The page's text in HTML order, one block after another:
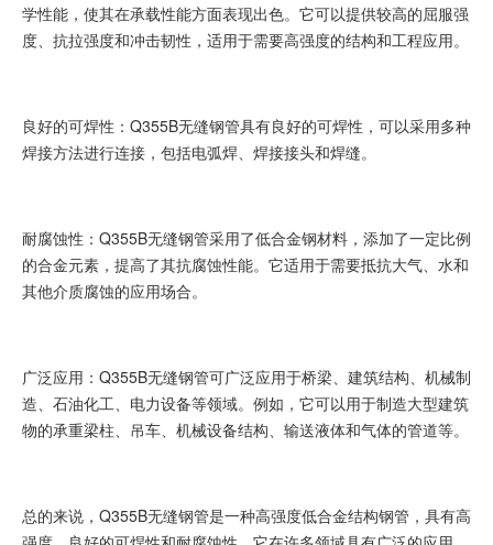
学性能，使其在承载性能方面表现出色。它可以提供较高的屈服强
度、抗拉强度和冲击韧性，适用于需要高强度的结构和工程应用。
良好的可焊性：Q355B无缝钢管具有良好的可焊性，可以采用多种
焊接方法进行连接，包括电弧焊、焊接接头和焊缝。
耐腐蚀性：Q355B无缝钢管采用了低合金钢材料，添加了一定比例
的合金元素，提高了其抗腐蚀性能。它适用于需要抵抗大气、水和
其他介质腐蚀的应用场合。
广泛应用：Q355B无缝钢管可广泛应用于桥梁、建筑结构、机械制
造、石油化工、电力设备等领域。例如，它可以用于制造大型建筑
物的承重梁柱、吊车、机械设备结构、输送液体和气体的管道等。
总的来说，Q355B无缝钢管是一种高强度低合金结构钢管，具有高